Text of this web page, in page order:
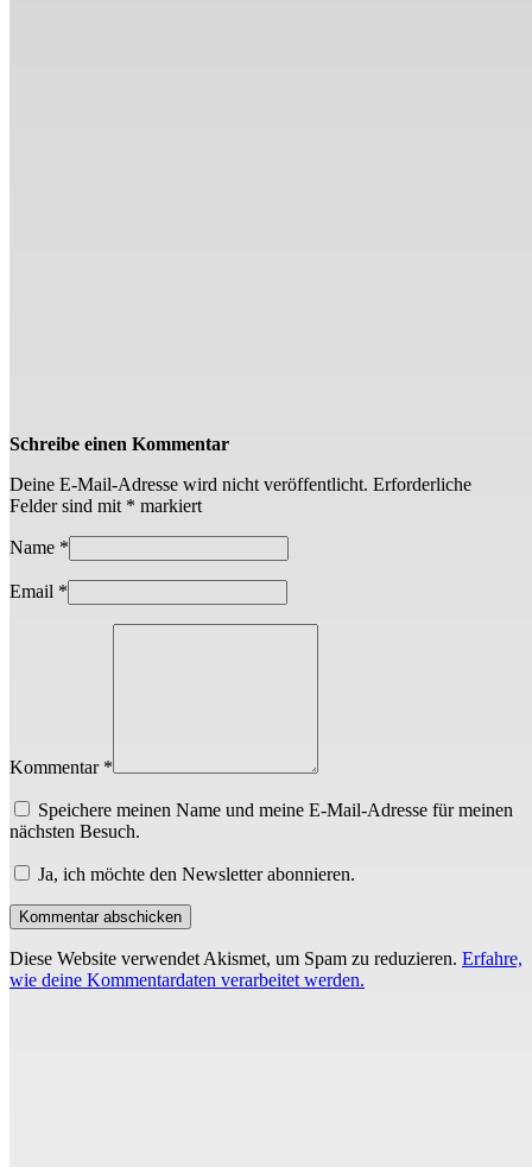
Schreibe einen Kommentar
Deine E-Mail-Adresse wird nicht veröffentlicht. Erforderliche
Felder sind mit * markiert
Name *
Email *
Kommentar *
Speichere meinen Name und meine E-Mail-Adresse für meinen
nächsten Besuch.
Ja, ich möchte den Newsletter abonnieren.
Diese Website verwendet Akismet, um Spam zu reduzieren. Erfahre,
wie deine Kommentardaten verarbeitet werden.